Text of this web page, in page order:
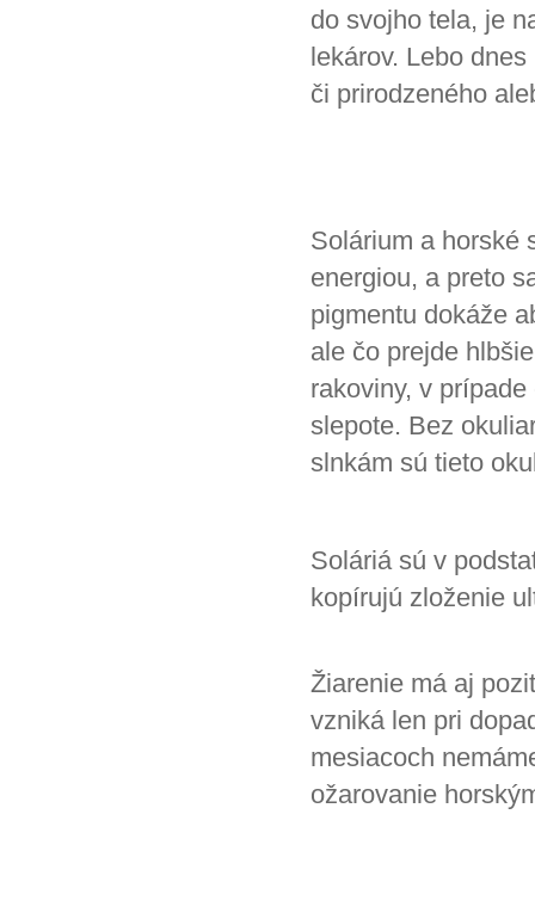
do svojho tela, je
lekárov. Lebo
či prirodzeného
Solárium a horské
energiou, a preto
pigmentu dokáže
ale čo prejde
rakoviny, v
slepote. Bez
slnkám sú tieto
Soláriá sú v
kopírujú zloženie
Žiarenie má aj
vzniká len pri
mesiacoch
ožarovanie